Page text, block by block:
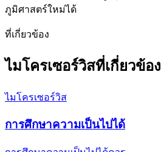
ภูมิศาสตร์ใหม่ได้
ที่เกี่ยวข้อง
ไมโครเซอร์วิสที่เกี่ยวข้อง
ไมโครเซอร์วิส
การศึกษาความเป็นไปได้